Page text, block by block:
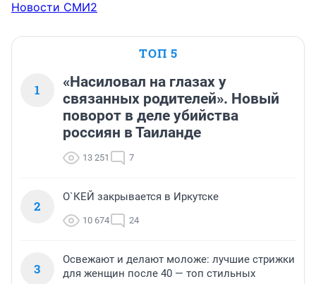
Новости СМИ2
ТОП 5
1
«Насиловал на глазах у
связанных родителей». Новый
поворот в деле убийства
россиян в Таиланде
13 251 7
2
О`КЕЙ закрывается в Иркутске
10 674 24
3
Освежают и делают моложе: лучшие стрижки
для женщин после 40 — топ стильных